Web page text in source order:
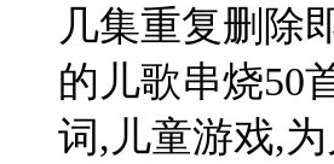
几集重复删除
的儿歌串烧50
词,儿童游戏,